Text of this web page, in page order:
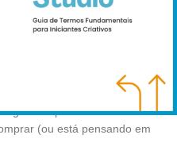
de corte, é essencial
la!
a respeito do Silhouette
que ficar caçando informação
guia simples com termos
(ou está pensando em